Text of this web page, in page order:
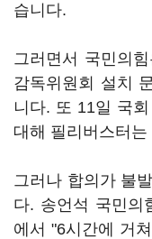
습니다.
그러면서 국민의
감독위원회 설치
니다. 또 11일 국
대해 필리버스터
그러나 합의가 불
다. 송언석 국민의
에서 "6시간에 거